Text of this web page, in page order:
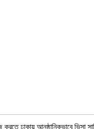
ঢাকায় আনুষ্ঠানিকভাবে ভিসা